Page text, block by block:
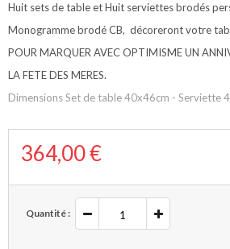
Huit sets de table et Huit serviettes brodés
Monogramme brodé CB, décoreront votre
POUR MARQUER AVEC OPTIMISME UN
LA FETE DES MERES.
Dimensions Set de table 40x46cm - Serviette
364,00 €
Quantité :